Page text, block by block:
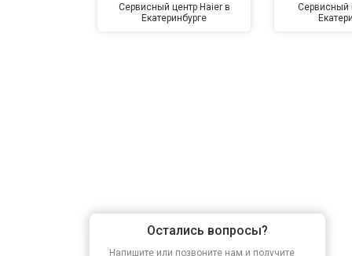
Сервисный центр Haier в
Екатеринбурге
Сервисный
Остались вопросы?
Напишите или позвоните нам и получите